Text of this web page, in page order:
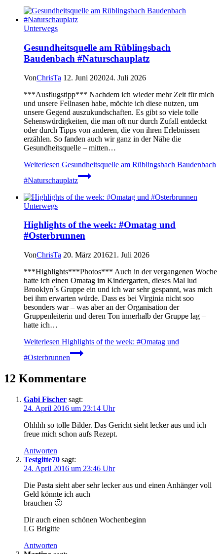
Unterwegs
Gesundheitsquelle am Rüblingsbach
Baudenbach #Naturschauplatz
VonChrisTa 12. Juni 202024. Juli 2026
***Ausflugstipp*** Nachdem ich wieder mehr Zeit für mich
und unsere Fellnasen habe, möchte ich diese nutzen, um
unsere Gegend auszukundschaften. Es gibt so viele tolle
Sehenswürdigkeiten, die man oft nur durch Zufall entdeckt
oder durch Tipps von anderen, die von ihren Erlebnissen
erzählen. So fanden auch wir ganz in der Nähe die
Gesundheitsquelle – mitten…
Weiterlesen Gesundheitsquelle am Rüblingsbach Baudenbach
#Naturschauplatz
Unterwegs
Highlights of the week: #Omatag und
#Osterbrunnen
VonChrisTa 20. März 201621. Juli 2026
***Highlights***Photos*** Auch in der vergangenen Woche
hatte ich einen Omatag im Kindergarten, dieses Mal lud
Brooklyn´s Gruppe ein und ich war sehr gespannt, was mich
bei ihm erwarten würde. Dass es bei Virginia nicht soo
besonders war – was aber an der Organisation der
Gruppenleiterin und deren Ton innerhalb der Gruppe lag –
hatte ich…
Weiterlesen Highlights of the week: #Omatag und
#Osterbrunnen
12 Kommentare
Gabi Fischer sagt:
24. April 2016 um 23:14 Uhr
Ohhhh so tolle Bilder. Das Gericht sieht lecker aus und ich
freue mich schon aufs Rezept.
Antworten
Testgitte70 sagt:
24. April 2016 um 23:46 Uhr
Die Pasta sieht aber sehr lecker aus und einen Anhänger voll
Geld könnte ich auch
brauchen 🙂
Dir auch einen schönen Wochenbeginn
LG Brigitte
Antworten